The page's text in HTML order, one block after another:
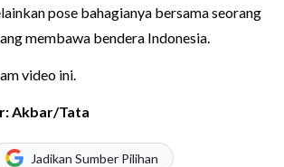
pose bahagianya bersama seorang
membawa bendera Indonesia.
video ini.
Akbar/Tata
Jadikan Sumber Pilihan